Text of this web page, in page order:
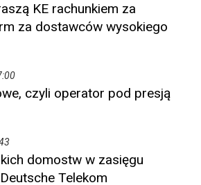
KE rachunkiem za
za dostawców wysokiego
czyli operator pod presją
domostw w zasięgu
Telekom